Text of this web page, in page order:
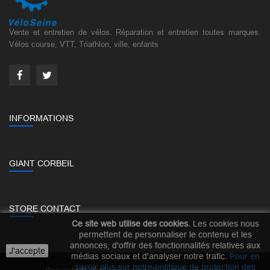
Vente et entretien de vélos. Réparation et entretien toutes marques.
Vélos course, VTT, Triathlon, ville, enfants
INFORMATIONS
GIANT CORBEIL
STORE CONTACT
J'accepte
Ce site web utilise des cookies. Les cookies nous
permettent de personnaliser le contenu et les
annonces, d'offrir des fonctionnalités relatives aux
médias sociaux et d'analyser notre trafic. Pour en
savoir plus sur notre politique de protection des